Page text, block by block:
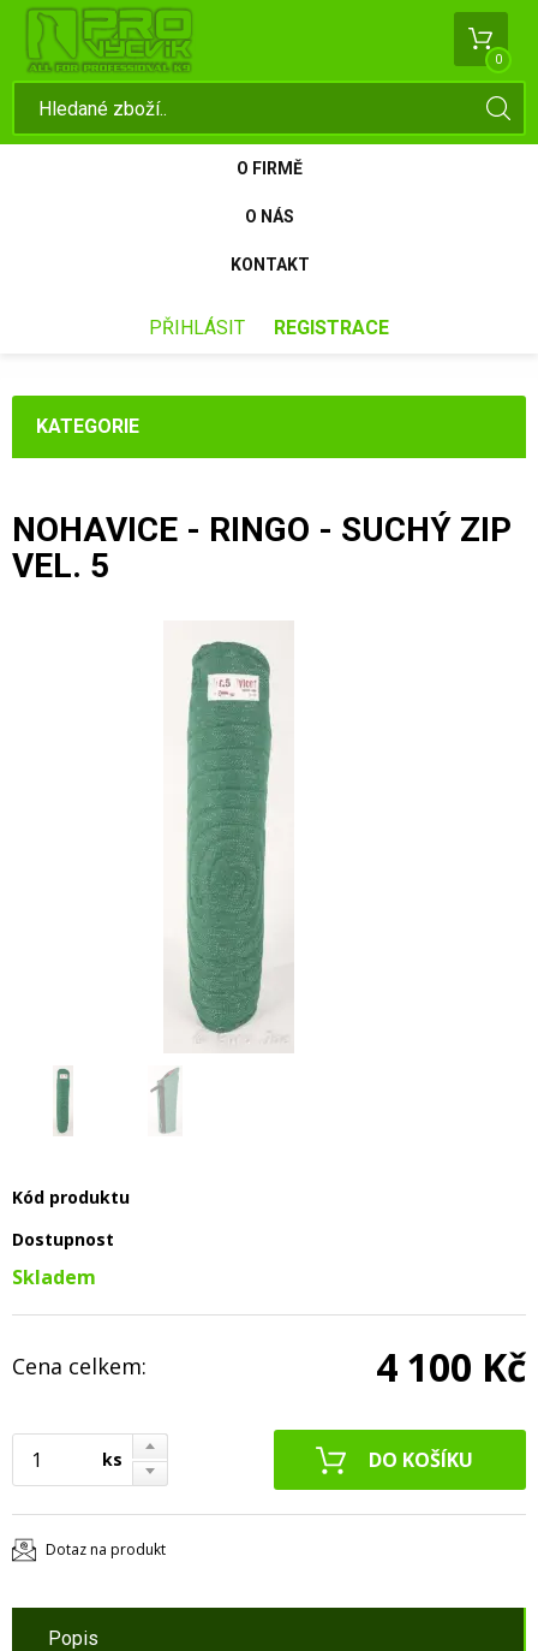
0
O FIRMĚ
O NÁS
KONTAKT
PŘIHLÁSIT REGISTRACE
KATEGORIE
NOHAVICE - RINGO - SUCHÝ ZIP
VEL. 5
Kód produktu
Dostupnost
Skladem
Cena celkem: 4 100 Kč
ks
Dotaz na produkt
Popis